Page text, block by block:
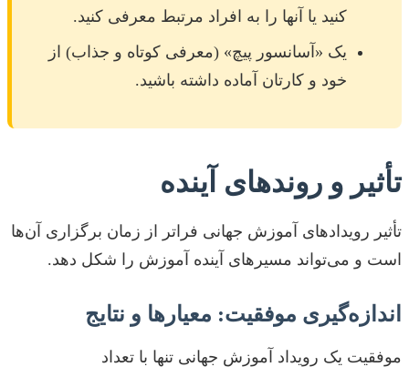
کنید یا آنها را به افراد مرتبط معرفی کنید.
یک «آسانسور پیچ» (معرفی کوتاه و جذاب) از
خود و کارتان آماده داشته باشید.
تأثیر و روندهای آینده
تأثیر رویدادهای آموزش جهانی فراتر از زمان برگزاری آن‌ها
است و می‌تواند مسیرهای آینده آموزش را شکل دهد.
اندازه‌گیری موفقیت: معیارها و نتایج
موفقیت یک رویداد آموزش جهانی تنها با تعداد